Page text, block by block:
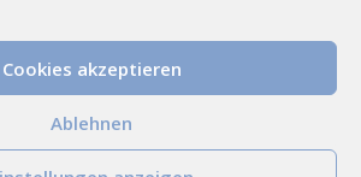
Cookies akzeptieren
Ablehnen